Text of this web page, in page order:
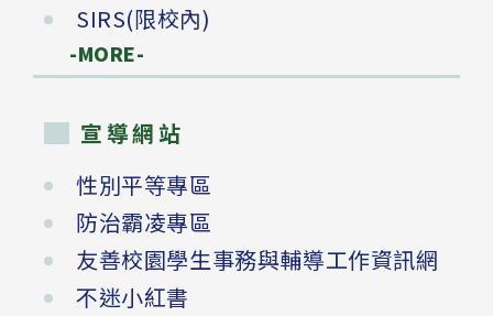
SIRS(限校內)
-MORE-
宣導網站
性別平等專區
防治霸凌專區
友善校園學生事務與輔導工作資訊網
不迷小紅書